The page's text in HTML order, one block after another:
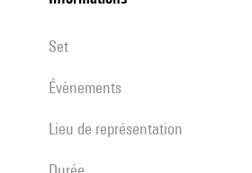
set
évènements
Lieu de représentation